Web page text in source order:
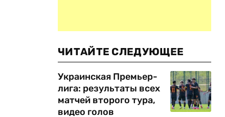
ЧИТАЙТЕ СЛЕДУЮЩЕЕ
Украинская Премьер-
лига: результаты всех
матчей второго тура,
видео голов